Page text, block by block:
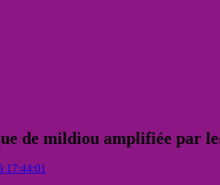
de mildiou amplifiée par
17:44:01